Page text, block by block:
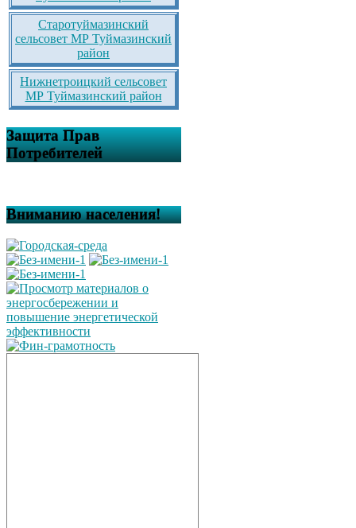
Старотуймазинский
сельсовет МР Туймазинский
район
Нижнетроицкий сельсовет
МР Туймазинский район
Защита Прав
Потребителей
Вниманию населения!